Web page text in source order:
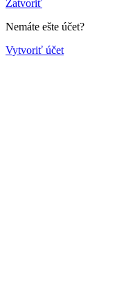
Zatvoriť
Nemáte ešte účet?
Vytvoriť účet